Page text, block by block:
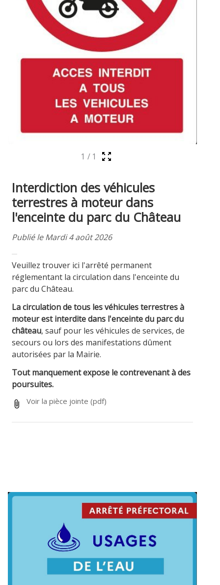
1 / 1
Interdiction des véhicules
terrestres à moteur dans
l'enceinte du parc du Château
Publié le Mardi 4 août 2026
Veuillez trouver ici l'arrêté permanent
réglementant la circulation dans l'enceinte du
parc du Château.
La circulation de tous les véhicules terrestres à
moteur est interdite dans l'enceinte du parc du
château, sauf pour les véhicules de services, de
secours ou lors des manifestations dûment
autorisées par la Mairie.
Tout manquement expose le contrevenant à des
poursuites.
Voir la pièce jointe (pdf)